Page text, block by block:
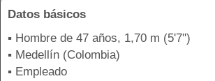
Datos básicos
▪ Hombre de 47 años, 1,70 m (5'7'')
▪ Medellín (Colombia)
▪ Empleado